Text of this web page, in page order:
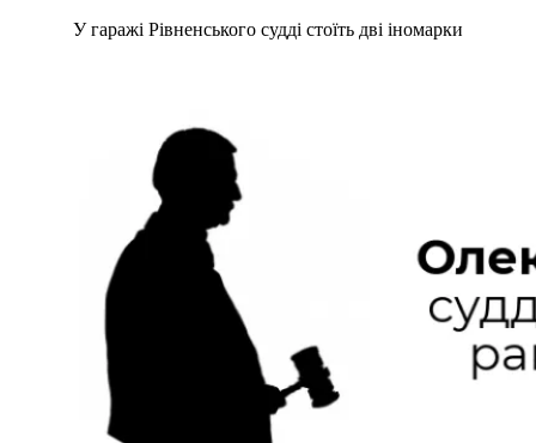
У гаражі Рівненського судді стоїть дві іномарки